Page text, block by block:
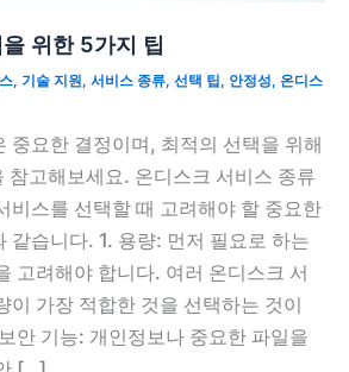
위한 5가지 팁
, 기술 지원, 서비스 종류, 선택 팁 , 안정성, 온디스
중요한 결정이며, 최적의 선택을 위해
참고해보세요. 온디스크 서비스 종류
비스를 선택할 때 고려해야 할 중요한
같습니다. 1. 용량: 먼저 필요로 하는
고려해야 합니다. 여러 온디스크 서
이 가장 적합한 것을 선택하는 것이
안 기능: 개인정보나 중요한 파일을